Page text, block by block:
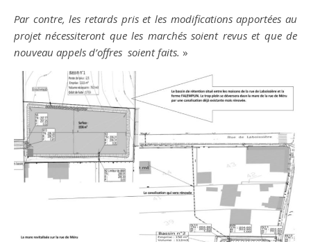
Par contre, les retards pris et les modifications apportées au
projet nécessiteront que les marchés soient revus et que de
nouveau appels d’offres soient faits. »